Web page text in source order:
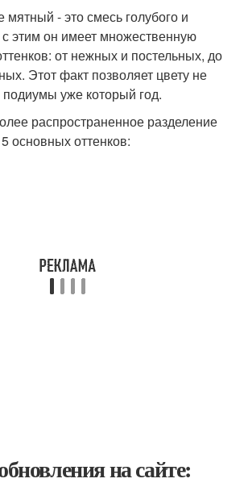
- это смесь голубого и
с этим он имеет множественную
от нежных и постельных, до
Этот факт позволяет цвету не
уже который год.
распространенное разделение
основных оттенков:
на сайте: